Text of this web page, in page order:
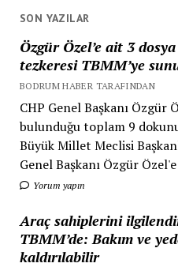
SON YAZILAR
Özgür Özel’e ait 3
tezkeresi TBMM’ye
BODRUM HABER TARAFINDAN
CHP Genel Başkanı Özgür
bulunduğu toplam 9
Büyük Millet Meclisi
Genel Başkanı Özgür
Yorum yapın
Araç sahiplerini
TBMM’de: Bakım ve
kaldırılabilir